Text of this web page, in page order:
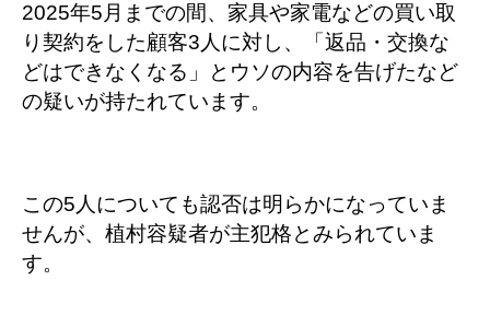
2025年5月までの間、家具や家電などの買い取
り契約をした顧客3人に対し、「返品・交換な
どはできなくなる」とウソの内容を告げたなど
の疑いが持たれています。
この5人についても認否は明らかになっていま
せんが、植村容疑者が主犯格とみられていま
す。